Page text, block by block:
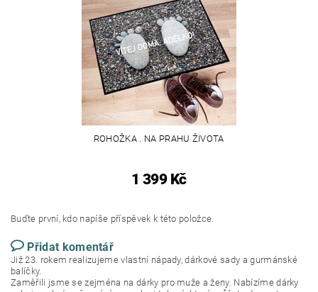
ROHOŽKA . NA PRAHU ŽIVOTA
1 399 Kč
Buďte první, kdo napíše příspěvek k této položce.
Přidat komentář
Již 23. rokem realizujeme vlastní nápady, dárkové sady a gurmánské
balíčky.
Zaměřili jsme se zejména na dárky pro muže a ženy. Nabízíme dárky